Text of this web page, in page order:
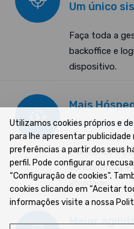
Um único
Faça toda a
backoffice e
dispositivo.
Mais
Mais
Monitorize a
concorrência e
atividade.
Maior
Utilizamos cookies próprios e
para lhe apresentar publicidade
preferências a partir dos seus
perfil. Pode configurar ou
“Configuração de cookies”.
cookies clicando em “Aceitar
informações visite a nossa